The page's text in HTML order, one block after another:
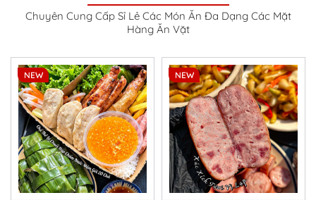
Chuyên Cung Cấp Sỉ Lẻ Các Món Ăn Đa Dạng Các Mặt
Hàng Ăn Vặt
NEW NEW